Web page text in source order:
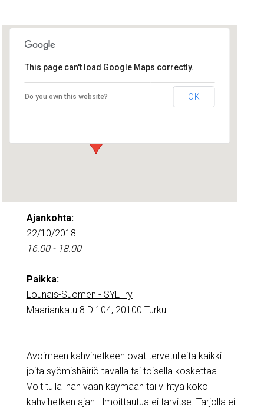
Lounais-Suomen – SYLI ry
Maariankatu 8 D 104 - Turku
This page can't load Google Maps correctly.
Do you own this website? OK
Ajankohta:
22/10/2018
16.00 - 18.00
Paikka:
Lounais-Suomen - SYLI ry
Maariankatu 8 D 104, 20100 Turku
Avoimeen kahvihetkeen ovat tervetulleita kaikki
joita syömishäiriö tavalla tai toisella koskettaa.
Voit tulla ihan vaan käymään tai viihtyä koko
kahvihetken ajan. Ilmoittautua ei tarvitse. Tarjolla ei